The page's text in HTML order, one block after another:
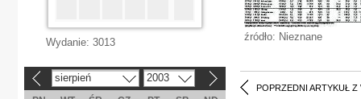
źródło: Nieznane
POPRZEDNI ARTYKUŁ Z
Wydanie: 3013
sierpień 2003